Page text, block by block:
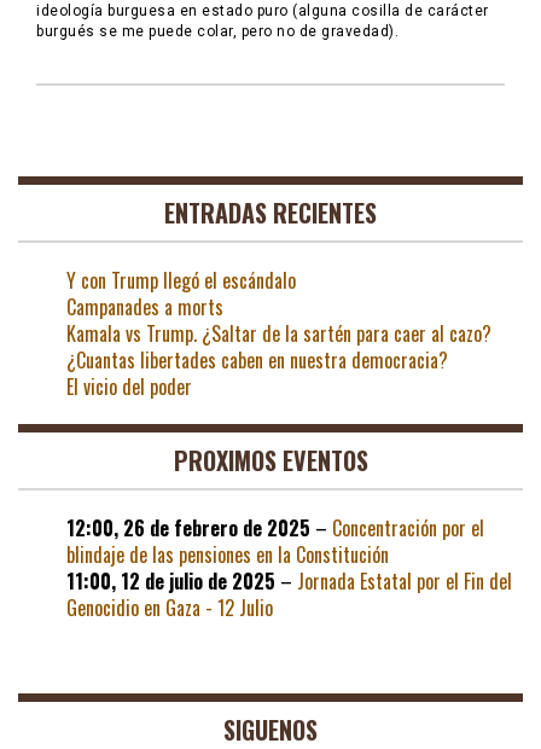
ideología burguesa en estado puro (alguna cosilla de carácter
burgués se me puede colar, pero no de gravedad).
ENTRADAS RECIENTES
Y con Trump llegó el escándalo
Campanades a morts
Kamala vs Trump. ¿Saltar de la sartén para caer al cazo?
¿Cuantas libertades caben en nuestra democracia?
El vicio del poder
PROXIMOS EVENTOS
12:00, 26 de febrero de 2025 – Concentración por el
blindaje de las pensiones en la Constitución
11:00, 12 de julio de 2025 – Jornada Estatal por el Fin del
Genocidio en Gaza - 12 Julio
SIGUENOS